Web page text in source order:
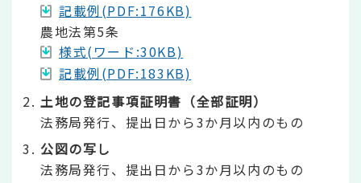
記載例(PDF:176KB)
農地法第5条
様式(ワード:30KB)
記載例(PDF:183KB)
土地の登記事項証明書（全部証明）
法務局発行、提出日から3か月以内のもの
公図の写し
法務局発行、提出日から3か月以内のもの